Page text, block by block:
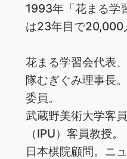
1993年「花まる学
は23年目で20,000
花まる学習会代表
隊むぎぐみ理事長
委員。
武蔵野美術大学客
（IPU）客員教授。
日本棋院顧問。ニ